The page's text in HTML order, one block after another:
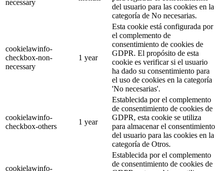
necessary
del usuario para las cookies en la
categoría de No necesarias.
cookielawinfo-
checkbox-non-
necessary
1 year
Esta cookie está configurada por
el complemento de
consentimiento de cookies de
GDPR. El propósito de esta
cookie es verificar si el usuario
ha dado su consentimiento para
el uso de cookies en la categoría
'No necesarias'.
cookielawinfo-
checkbox-others
1 year
Establecida por el complemento
de consentimiento de cookies de
GDPR, esta cookie se utiliza
para almacenar el consentimiento
del usuario para las cookies en la
categoría de Otros.
cookielawinfo-
Establecida por el complemento
de consentimiento de cookies de